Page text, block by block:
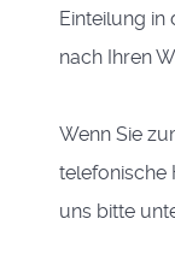
Einteilung
nach Ihren
Wenn Sie
telefonische
uns bitte